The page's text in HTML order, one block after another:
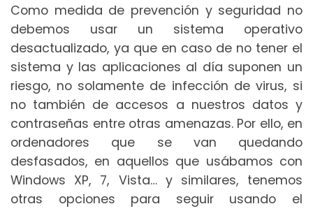
Como medida de prevención y seguridad no
debemos usar un sistema operativo
desactualizado, ya que en caso de no tener el
sistema y las aplicaciones al día suponen un
riesgo, no solamente de infección de virus, si
no también de accesos a nuestros datos y
contraseñas entre otras amenazas. Por ello, en
ordenadores que se van quedando
desfasados, en aquellos que usábamos con
Windows XP, 7, Vista… y similares, tenemos
otras opciones para seguir usando el